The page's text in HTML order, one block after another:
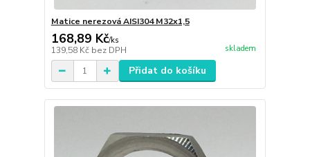
Matice nerezová AISI304 M32x1,5
168,89 Kč/ks
139,58 Kč bez DPH skladem
Přidat do košíku